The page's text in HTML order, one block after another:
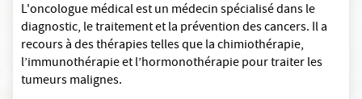
L'oncologue médical est un médecin spécialisé dans le
diagnostic, le traitement et la prévention des cancers. Il a
recours à des thérapies telles que la chimiothérapie,
l’immunothérapie et l’hormonothérapie pour traiter les
tumeurs malignes.